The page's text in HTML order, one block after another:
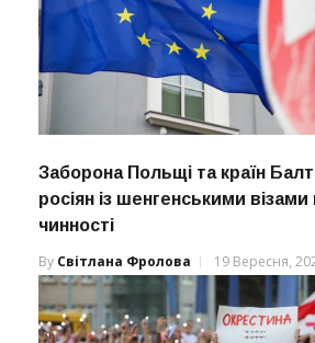
Заборона Польщі та країн
росіян із шенгенськими візами
чинності
By Світлана Фролова 19 Вересня,